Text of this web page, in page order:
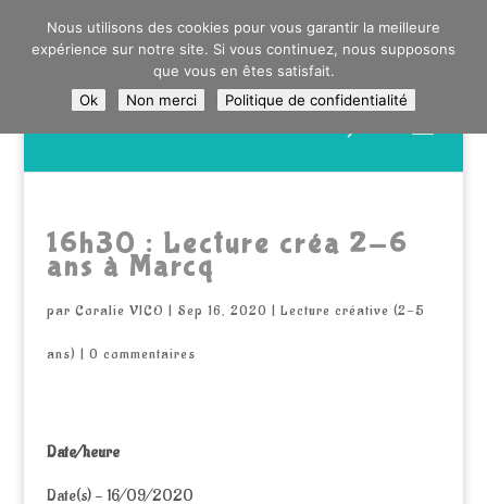
0603176412 - RDV CHEZ SO WATT À SAINT ANDRÉ OU
DANS LA MÉTROPOLE LILLOISE
CRAIENCO@GMAIL.COM
produits
16h30 : Lecture créa 2-6
ans à Marcq
par Coralie VICO | Sep 16, 2020 | Lecture créative (2-5
ans) | 0 commentaires
Date/heure
Date(s) - 16/09/2020
Nous utilisons des cookies pour vous garantir la meilleure
expérience sur notre site. Si vous continuez, nous supposons
que vous en êtes satisfait.
Ok
Non merci Politique de confidentialité